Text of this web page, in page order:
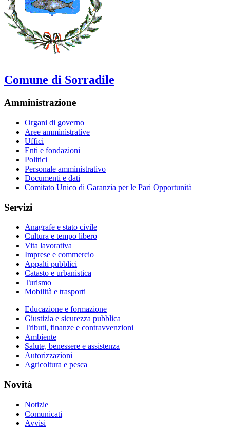
Comune di Sorradile
Amministrazione
Organi di governo
Aree amministrative
Uffici
Enti e fondazioni
Politici
Personale amministrativo
Documenti e dati
Comitato Unico di Garanzia per le Pari Opportunità
Servizi
Anagrafe e stato civile
Cultura e tempo libero
Vita lavorativa
Imprese e commercio
Appalti pubblici
Catasto e urbanistica
Turismo
Mobilità e trasporti
Educazione e formazione
Giustizia e sicurezza pubblica
Tributi, finanze e contravvenzioni
Ambiente
Salute, benessere e assistenza
Autorizzazioni
Agricoltura e pesca
Novità
Notizie
Comunicati
Avvisi